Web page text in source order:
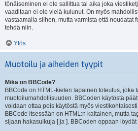
tönäiseminen ei ole sallittua tai aika joka
vaaditaan ei ole vielä kulunut. On myös
vastaamalla siihen, mutta varmista että noudatat
tehdä niin.
Ylös
Muotoilu ja aiheiden tyypit
Mikä on BBCode?
BBCode on HTML-kielen tapainen toteutus, joka
muotoilumahdollisuuden. BBCoden käytöstä
voidaan ottaa pois käytöstä myös
BBCode itsessään on HTML:n kaltainen, mutta
sijaan hakasulkuja [ ja ]. BBCoden oppaan